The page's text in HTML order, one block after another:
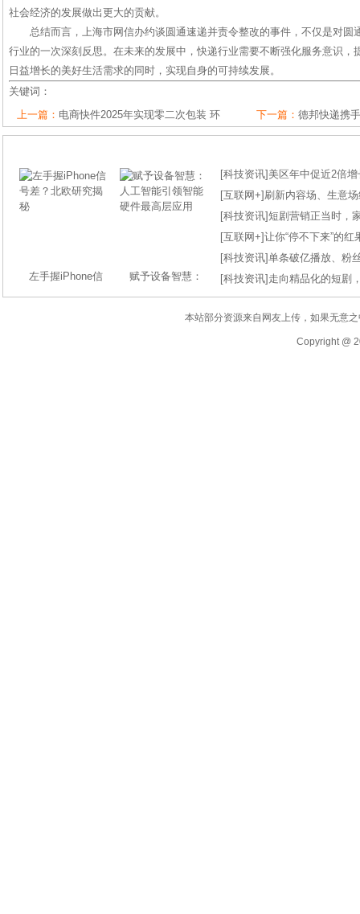
社会经济的发展做出更大的贡献。
总结而言，上海市网信办约谈圆通速递并责令整改的事件，不仅是对圆
行业的一次深刻反思。在未来的发展中，快递行业需要不断强化服务意识，
日益增长的美好生活需求的同时，实现自身的可持续发展。
关键词：
上一篇： 电商快件2025年实现零二次包装 环 下一篇： 德邦快递携
左手握iPhone信 赋予设备智慧：
[科技资讯] 美区年中促近2倍
[互联网+] 刷新内容场、生意
[科技资讯]短剧营销正当时，
[互联网+]让你“停不下来”的
[科技资讯]单条破亿播放、粉
[科技资讯] 走向精品化的短剧
本站部分资源来自网友上传，如果无意
Copyright @